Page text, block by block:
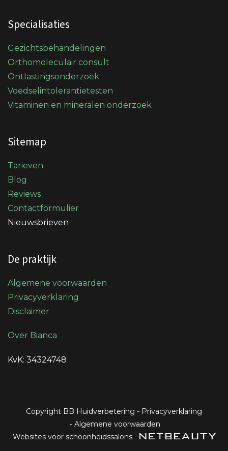
Specialisaties
Gezichtsbehandelingen
Orthomoleculair consult
Ontlastingsonderzoek
Voedselintolerantietesten
Vitaminen en mineralen onderzoek
Sitemap
Tarieven
Blog
Reviews
Contactformulier
Nieuwsbrieven
De praktijk
Algemene voorwaarden
Privacyverklaring
Disclaimer
Over Bianca
KvK: 34324748
Copyright BB Huidverbetering - Privacyverklaring
- Algemene voorwaarden
Websites voor schoonheidssalons